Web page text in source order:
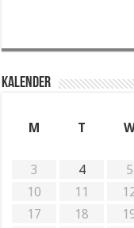
KALENDER
M
T
3
4 5
10
11
17
18